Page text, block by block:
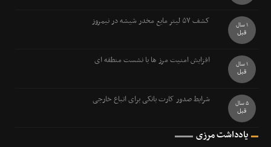
کشف ۵۷ ليتر مايع مخدر شيشه در نيمروز 1 سال
قبل
افزایش امنیت مرز ها با نشست منطقه ای 1 سال
قبل
شرایط صدور کارت بانکی برای اتباع خارجی 5 سال
قبل
یادداشت مرزی